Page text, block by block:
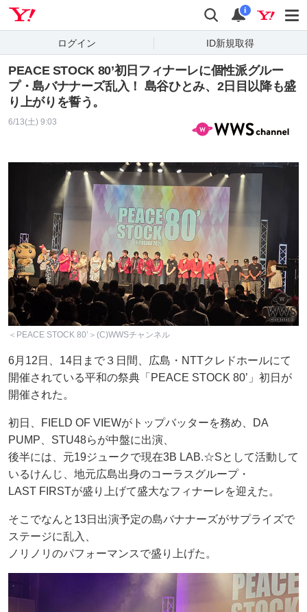
検索 通知
i
ログイン ID新規取得
PEACE STOCK 80’初日フィナーレに個性派グルー
プ・島バナナーズ乱入！ 島谷ひとみ、2日目以降も盛
り上がりを誓う。
6/13(土) 9:03
＜PEACE STOCK 80’＞(C)WWSチャンネル
6月12日、14日まで３日間、広島・NTTクレドホールにて
開催されている平和の祭典「PEACE STOCK 80’」初日が
開催された。
初日、FIELD OF VIEWがトップバッターを務め、DA
PUMP、STU48らが中盤に出演、
後半には、元19ジュークで現在3B LAB.☆Sとして活動して
いるけんじ、地元広島出身のコーラスグループ・
LAST FIRSTが盛り上げて盛大なフィナーレを迎えた。
そこでなんと13日出演予定の島バナナーズがサプライズで
ステージに乱入、
ノリノリのパフォーマンスで盛り上げた。